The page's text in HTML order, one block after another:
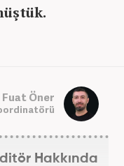
Fuat Öner
Hakkında